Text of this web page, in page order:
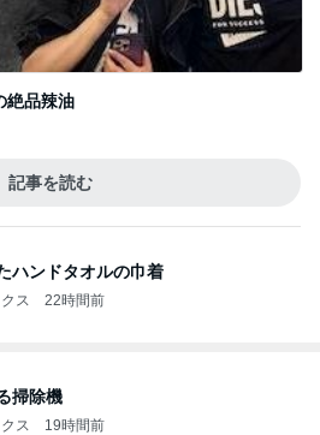
絶品辣油
記事を読む
ハンドタオルの巾着
ス 22時間前
掃除機
ス 19時間前